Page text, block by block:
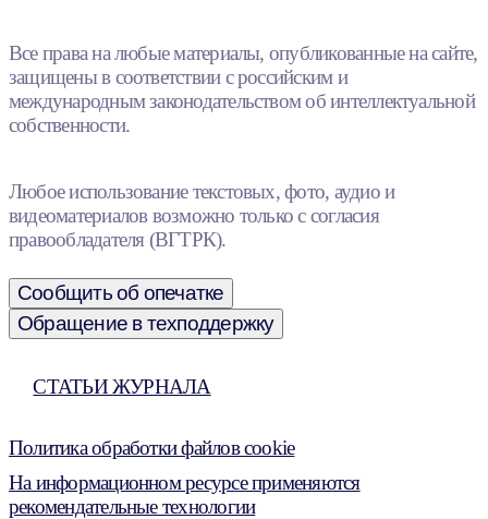
Все права на любые материалы, опубликованные на сайте,
защищены в соответствии с российским и
международным законодательством об интеллектуальной
собственности.
Любое использование текстовых, фото, аудио и
видеоматериалов возможно только с согласия
правообладателя (ВГТРК).
Сообщить об опечатке
Обращение в техподдержку
СТАТЬИ ЖУРНАЛА
Политика обработки файлов cookie
На информационном ресурсе применяются
рекомендательные технологии